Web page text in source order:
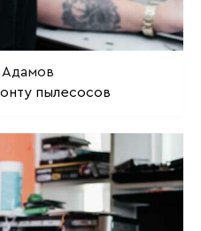
Адамов
пылесосов